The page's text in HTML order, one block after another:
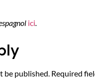
ici
be published. Required